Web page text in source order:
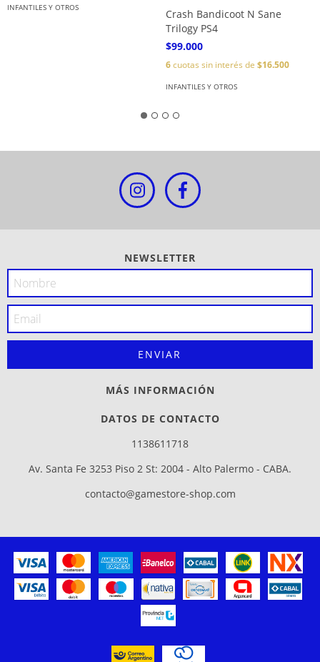
INFANTILES Y OTROS
Crash Bandicoot N Sane
Trilogy PS4
$99.000
6cuotas sin interés de $16.500
INFANTILES Y OTROS
NEWSLETTER
MÁS INFORMACIÓN
DATOS DE CONTACTO
1138611718
Av. Santa Fe 3253 Piso 2 St: 2004 - Alto Palermo - CABA.
contacto@gamestore-shop.com